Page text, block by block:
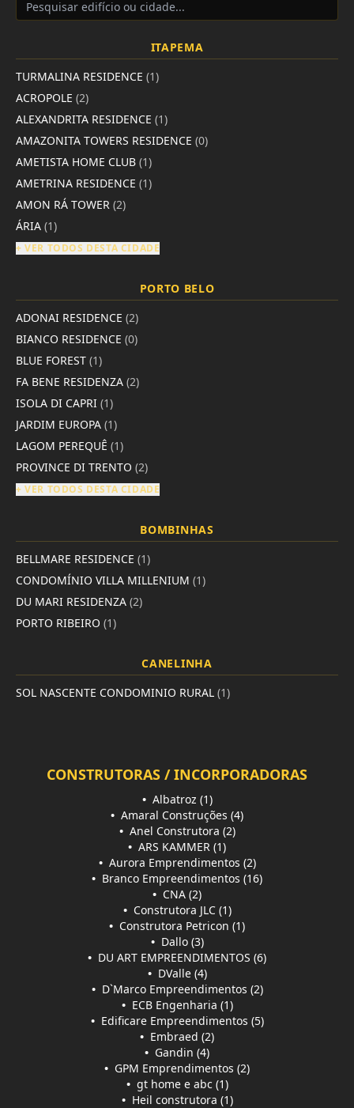
ITAPEMA
TURMALINA RESIDENCE (1)
ACROPOLE (2)
ALEXANDRITA RESIDENCE (1)
AMAZONITA TOWERS RESIDENCE (0)
AMETISTA HOME CLUB (1)
AMETRINA RESIDENCE (1)
AMON RÁ TOWER (2)
ÁRIA (1)
+ VER TODOS DESTA CIDADE
PORTO BELO
ADONAI RESIDENCE (2)
BIANCO RESIDENCE (0)
BLUE FOREST (1)
FA BENE RESIDENZA (2)
ISOLA DI CAPRI (1)
JARDIM EUROPA (1)
LAGOM PEREQUÊ (1)
PROVINCE DI TRENTO (2)
+ VER TODOS DESTA CIDADE
BOMBINHAS
BELLMARE RESIDENCE (1)
CONDOMÍNIO VILLA MILLENIUM (1)
DU MARI RESIDENZA (2)
PORTO RIBEIRO (1)
CANELINHA
SOL NASCENTE CONDOMINIO RURAL (1)
CONSTRUTORAS / INCORPORADORAS
• Albatroz (1)
• Amaral Construções (4)
• Anel Construtora (2)
• ARS KAMMER (1)
• Aurora Emprendimentos (2)
• Branco Empreendimentos (16)
• CNA (2)
• Construtora JLC (1)
• Construtora Petricon (1)
• Dallo (3)
• DU ART EMPREENDIMENTOS (6)
• DValle (4)
• D`Marco Empreendimentos (2)
• ECB Engenharia (1)
• Edificare Empreendimentos (5)
• Embraed (2)
• Gandin (4)
• GPM Emprendimentos (2)
• gt home e abc (1)
• Heil construtora (1)